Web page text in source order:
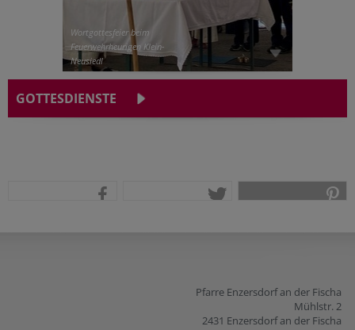
Wortgottesfeier beim
Feuerwehrheurigen Klein-
Neusiedl
GOTTESDIENSTE
Pfarre Enzersdorf an der Fischa
Mühlstr. 2
2431 Enzersdorf an der Fischa